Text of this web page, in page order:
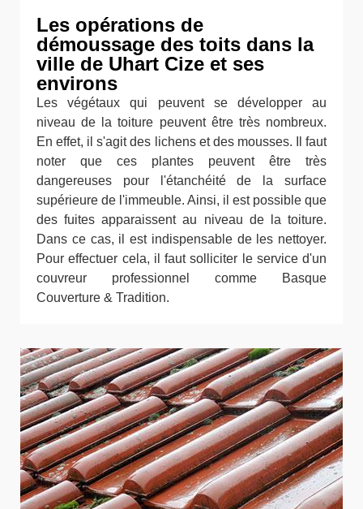
Les opérations de
démoussage des toits dans la
ville de Uhart Cize et ses
environs
Les végétaux qui peuvent se développer au
niveau de la toiture peuvent être très nombreux.
En effet, il s'agit des lichens et des mousses. Il faut
noter que ces plantes peuvent être très
dangereuses pour l'étanchéité de la surface
supérieure de l'immeuble. Ainsi, il est possible que
des fuites apparaissent au niveau de la toiture.
Dans ce cas, il est indispensable de les nettoyer.
Pour effectuer cela, il faut solliciter le service d'un
couvreur professionnel comme Basque
Couverture & Tradition.